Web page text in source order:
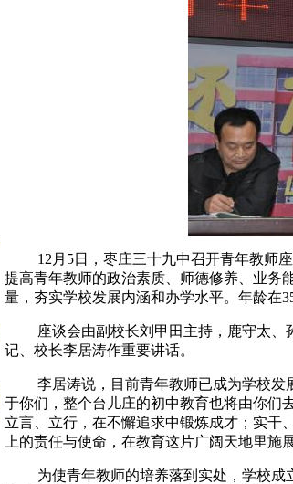
12月5日，枣庄三十九中召开青年教师座
提高青年教师的政治素质、师德修养、业务
量，夯实学校发展内涵和办学水平。年龄在
座谈会由副校长刘甲田主持，鹿守太、孙
记、校长李居涛作重要讲话。
李居涛说，目前青年教师已成为学校发展
于你们，整个台儿庄的初中教育也将由你们
立言、立行，在不懈追求中锻炼成才；实干
上的责任与使命，在教育这片广阔天地里施
为使青年教师的培养落到实处，学校成